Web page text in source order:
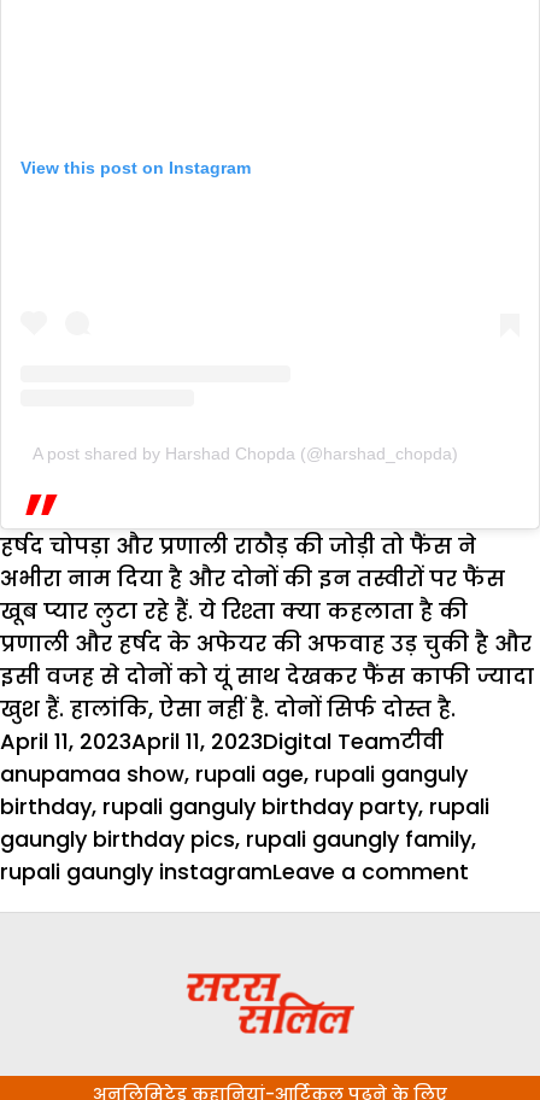
View this post on Instagram
A post shared by Harshad Chopda (@harshad_chopda)
हर्षद चोपड़ा और प्रणाली राठौड़ की जोड़ी तो फैंस ने
अभीरा नाम दिया है और दोनों की इन तस्वीरों पर फैंस
खूब प्यार लुटा रहे हैं. ये रिश्ता क्या कहलाता है की
प्रणाली और हर्षद के अफेयर की अफवाह उड़ चुकी है और
इसी वजह से दोनों को यूं साथ देखकर फैंस काफी ज्यादा
खुश हैं. हालांकि, ऐसा नहीं है. दोनों सिर्फ दोस्त है.
Posted
on
April 11, 2023April 11, 2023Author
Digital TeamCategories
टीवीTags
anupamaa show, rupali age, rupali ganguly
birthday, rupali ganguly birthday party, rupali
gaungly birthday pics, rupali gaungly family,
rupali gaungly instagramLeave a comment
अनलिमिटेड कहानियां-आर्टिकल पढ़ने के लिए